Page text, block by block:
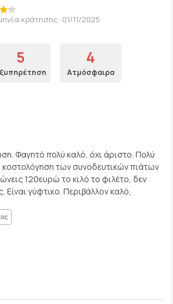
κράτησης: 01/11/2025
5 4
Ατμόσφαιρα
Φαγητό πολύ καλό, όχι άριστο. Πολύ
κοστολόγηση των συνοδευτικών πιάτων
120ευρώ το κιλό το φιλέτο, δεν
Είναι γύφτικο. Περιβάλλον καλό,